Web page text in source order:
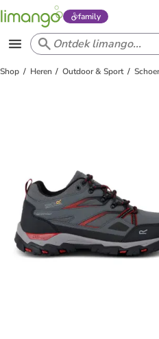
family
Shop Heren Outdoor & Sport